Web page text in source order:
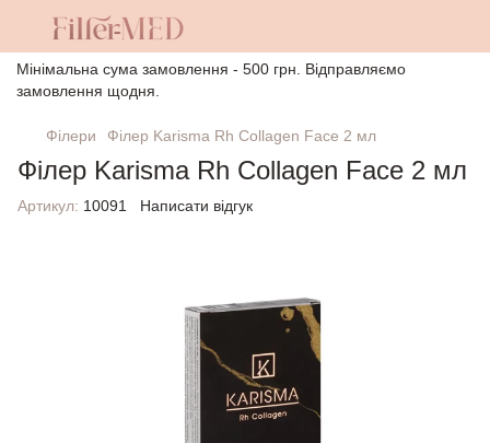
Мінімальна сума замовлення - 500 грн. Відправляємо
замовлення щодня.
Філери Філер Karisma Rh Collagen Face 2 мл
Філер Karisma Rh Collagen Face 2 мл
Артикул: 10091 Написати відгук